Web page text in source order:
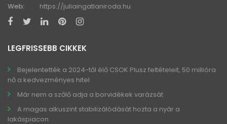
Web:
https://juliaingatlaniroda.hu
LEGFRISSEBB CIKKEK
Bejelentették a 2024-től élő CSOK Plusz feltételeit, 50 millióra
nő a kedvezményes hitel
Már nem a szőlő adja a borvidékek varázsát
A magas alkuszint stabilizálódását hozta a nyár a
lakáspiacon